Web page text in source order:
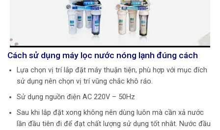
Cách sử dụng máy lọc nước nóng lạnh đúng cách
Lựa chọn vị trí lắp đặt máy thuận tiện, phù hợp với mục đích
sử dụng nên chọn vị trí vũng chắc khô ráo.
Sử dụng nguồn điện AC 220V – 50Hz
Sau khi lắp đặt xong không nên dùng luôn mà cần xả nước
lần đầu tiên đi để đạt chất lượng sử dụng tốt nhât. Nước đầu